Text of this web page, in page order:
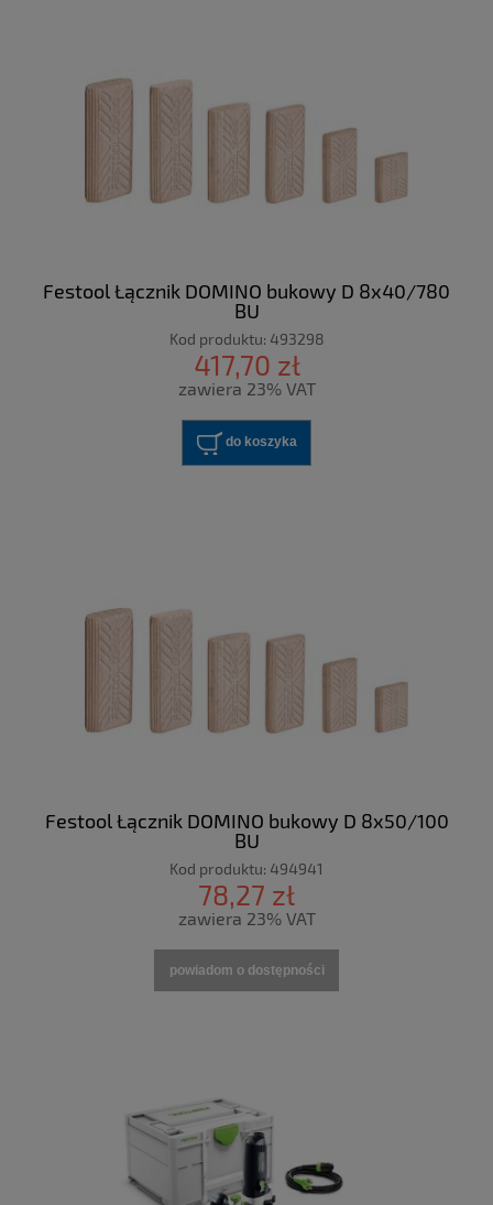
Festool Łącznik DOMINO bukowy D 8x40/780
BU
Kod produktu: 493298
417,70 zł
zawiera 23% VAT
do koszyka
Festool Łącznik DOMINO bukowy D 8x50/100
BU
Kod produktu: 494941
78,27 zł
zawiera 23% VAT
powiadom o dostępności